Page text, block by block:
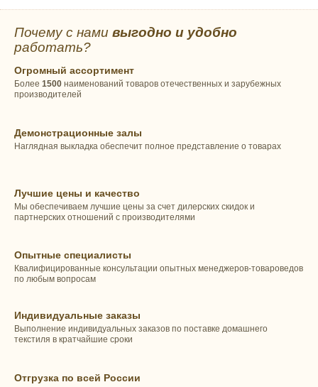
Почему с нами выгодно и удобно
работать?
Огромный ассортимент
Более 1500 наименований товаров отечественных и зарубежных
производителей
Демонстрационные залы
Наглядная выкладка обеспечит полное представление о товарах
Лучшие цены и качество
Мы обеспечиваем лучшие цены за счет дилерских скидок и
партнерских отношений с производителями
Опытные специалисты
Квалифицированные консультации опытных менеджеров-товароведов
по любым вопросам
Индивидуальные заказы
Выполнение индивидуальных заказов по поставке домашнего
текстиля в кратчайшие сроки
Отгрузка по всей России